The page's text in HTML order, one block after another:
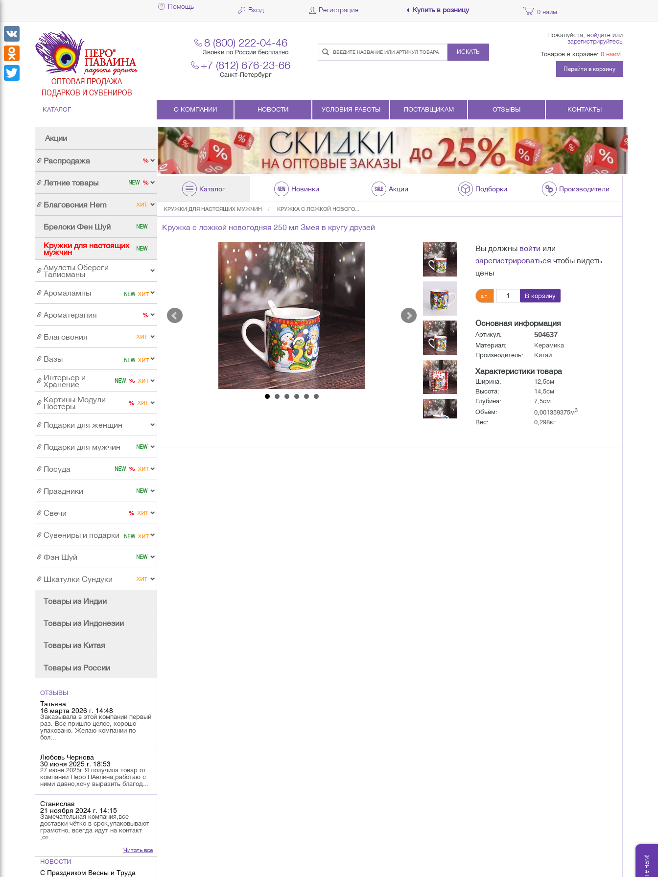
Помощь Вход Регистрация Купить в розницу 0 наим.
ОПТОВАЯ ПРОДАЖА
ПОДАРКОВ И СУВЕНИРОВ
8 (800) 222-04-46
Звонки по России бесплатно
+7 (812) 676-23-66
Санкт-Петербург
ИСКАТЬ
Пожалуйста, войдите или
зарегистрируйтесь
Товаров в корзине: 0 наим.
Перейти в корзину
КАТАЛОГ
Акции
Распродажа
Летние товары
Благовония Hem
Брелоки Фен Шуй
Кружки для настоящих
мужчин
Амулеты Обереги
Талисманы
Аромалампы
Ароматерапия
Благовония
Вазы
Интерьер и
Хранение
Картины Модули
Постеры
Подарки для женщин
Подарки для мужчин
Посуда
Праздники
Свечи
Сувениры и подарки
Фэн Шуй
Шкатулки Сундуки
Товары из Индии
Товары из Индонезии
Товары из Китая
Товары из России
ОТЗЫВЫ
Татьяна
16 марта 2026 г. 14:48
Заказывала в этой компании первый
раз. Все пришло целое, хорошо
упаковано. Желаю компании по
бол...
Любовь Чернова
30 июня 2025 г. 18:53
27 июня 2025г Я получила товар от
компании Перо ПАвлина,работаю с
ними давно,хочу выразить благод...
Станислав
21 ноября 2024 г. 14:15
Замечательная компания,все
доставки чётко в срок,упаковывают
грамотно, всегда идут на контакт
,от...
Читать все
НОВОСТИ
С Праздником Весны и Труда
О КОМПАНИИ НОВОСТИ УСЛОВИЯ РАБОТЫ ПОСТАВЩИКАМ ОТЗЫВЫ КОНТАКТЫ
Каталог Новинки Акции Подборки Производители
КРУЖКИ ДЛЯ НАСТОЯЩИХ МУЖЧИН КРУЖКА С ЛОЖКОЙ НОВОГО...
Кружка с ложкой новогодняя 250 мл Змея в кругу друзей
Вы должны войти или
зарегистрироваться чтобы видеть
цены
шт. В корзину
Основная информация
Артикул: 504637
Материал:
Керамика
Производитель:
Китай
Характеристики товара
Ширина:
12,5см
Высота:
14,5см
Глубина:
7,5см
Объём:
0,001359375м3
Вес: 0,298кг
VK
Odnoklassniki